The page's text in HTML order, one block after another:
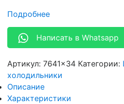
Подробнее
Написать в Whatsapp
Артикул: 7641×34 Категории:
холодильники
Описание
Характеристики